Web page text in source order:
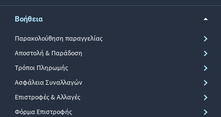
Βοήθεια
Παρακολούθηση παραγγελίας
Αποστολή & Παράδοση
Τρόποι Πληρωμής
Ασφάλεια Συναλλαγών
Επιστροφές & Αλλαγές
Φόρμα Επιστροφής